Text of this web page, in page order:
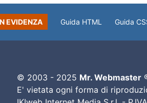
EVIDENZA Guida HTML Guida
© 2003 - 2025 Mr. Webmaster
E' vietata ogni forma di